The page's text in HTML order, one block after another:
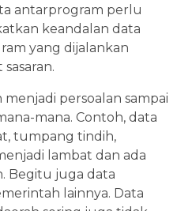
antarprogram perlu
keandalan data
yang dijalankan
menjadi persoalan sampai
mana. Contoh, data
tumpang tindih,
lambat dan ada
Begitu juga data
lainnya. Data